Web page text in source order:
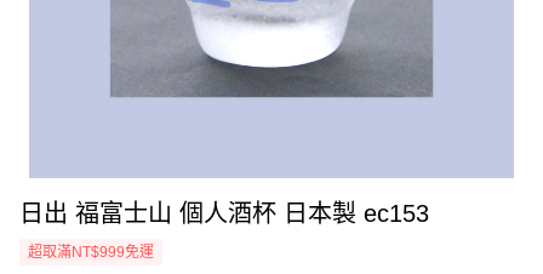
日出 福富士山 個人酒杯 日本製 ec153
超取滿NT$999免運